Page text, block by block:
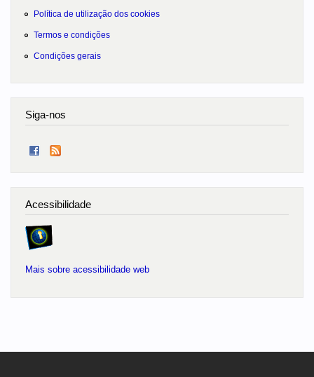
Política de utilização dos cookies
Termos e condições
Condições gerais
Siga-nos
Acessibilidade
Mais sobre acessibilidade web